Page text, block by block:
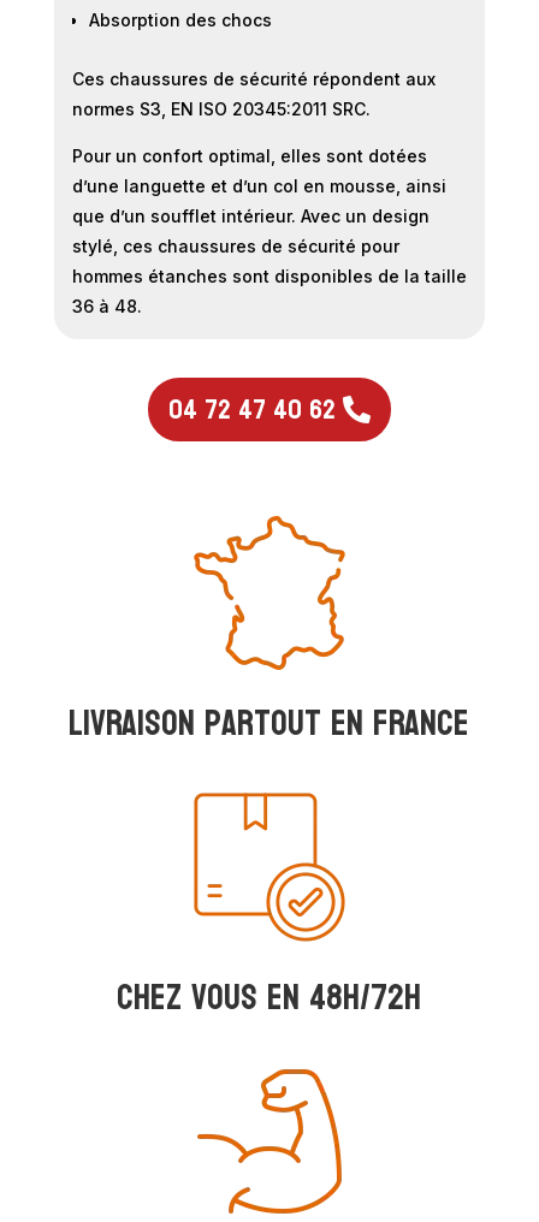
Absorption des chocs
Ces chaussures de sécurité répondent aux
normes S3, EN ISO 20345:2011 SRC.
Pour un confort optimal, elles sont dotées
d’une languette et d’un col en mousse, ainsi
que d’un soufflet intérieur. Avec un design
stylé, ces chaussures de sécurité pour
hommes étanches sont disponibles de la taille
36 à 48.
04 72 47 40 62
Livraison partout en france
Chez vous en 48h/72h